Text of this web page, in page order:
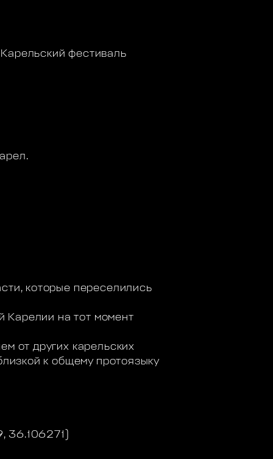
фестиваль
которые переселились
Карелии на тот момент
от других карельских
к общему протоязыку
36.106271)